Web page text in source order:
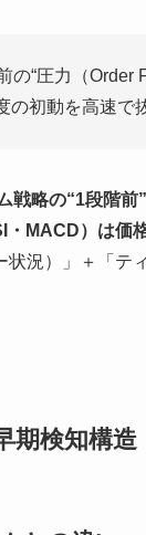
の“圧力（Order
初動を高速で
戦略の“1段階前
・MACD）は価
況）」＋「テ
期検知構造